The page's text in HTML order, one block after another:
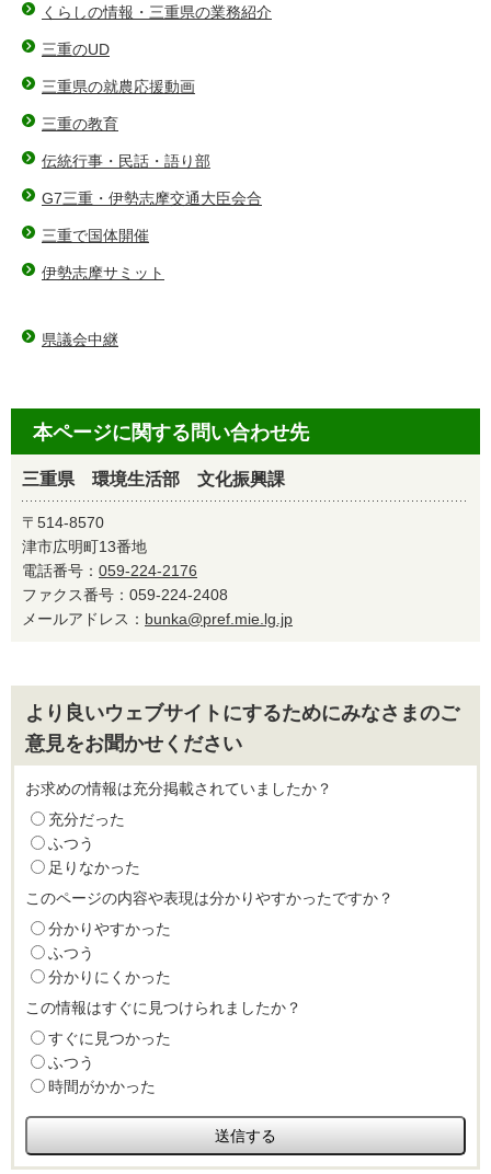
くらしの情報・三重県の業務紹介
三重のUD
三重県の就農応援動画
三重の教育
伝統行事・民話・語り部
G7三重・伊勢志摩交通大臣会合
三重で国体開催
伊勢志摩サミット
県議会中継
本ページに関する問い合わせ先
三重県 環境生活部 文化振興課
〒514-8570
津市広明町13番地
電話番号： 059-224-2176
ファクス番号：059-224-2408
メールアドレス： bunka@pref.mie.lg.jp
より良いウェブサイトにするためにみなさまのご
意見をお聞かせください
お求めの情報は充分掲載されていましたか？
充分だった
ふつう
足りなかった
このページの内容や表現は分かりやすかったですか？
分かりやすかった
ふつう
分かりにくかった
この情報はすぐに見つけられましたか？
すぐに見つかった
ふつう
時間がかかった